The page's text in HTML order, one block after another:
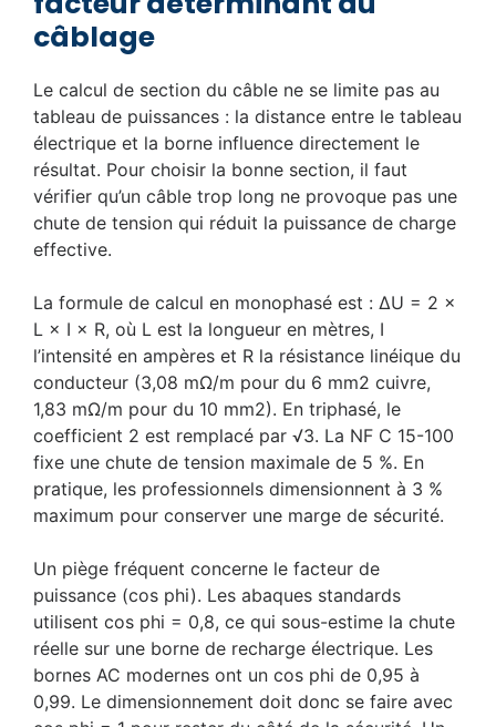
câblage
Le calcul de section du câble ne se limite pas au
tableau de puissances : la distance entre le tableau
électrique et la borne influence directement le
résultat. Pour choisir la bonne section, il faut
vérifier qu’un câble trop long ne provoque pas une
chute de tension qui réduit la puissance de charge
effective.
La formule de calcul en monophasé est : ΔU = 2 ×
L × I × R, où L est la longueur en mètres, I
l’intensité en ampères et R la résistance linéique du
conducteur (3,08 mΩ/m pour du 6 mm2 cuivre,
1,83 mΩ/m pour du 10 mm2). En triphasé, le
coefficient 2 est remplacé par √3. La NF C 15-100
fixe une chute de tension maximale de 5 %. En
pratique, les professionnels dimensionnent à 3 %
maximum pour conserver une marge de sécurité.
Un piège fréquent concerne le facteur de
puissance (cos phi). Les abaques standards
utilisent cos phi = 0,8, ce qui sous-estime la chute
réelle sur une borne de recharge électrique. Les
bornes AC modernes ont un cos phi de 0,95 à
0,99. Le dimensionnement doit donc se faire avec